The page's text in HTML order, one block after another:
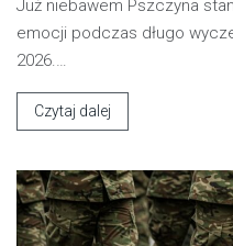
Już niebawem Pszczyna
emocji podczas długo
2026.…
Czytaj dalej